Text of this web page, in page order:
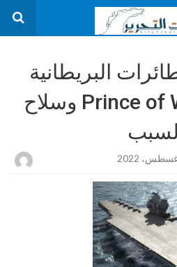
البريطانية
الشهيرة Prince of Wales وسلاح